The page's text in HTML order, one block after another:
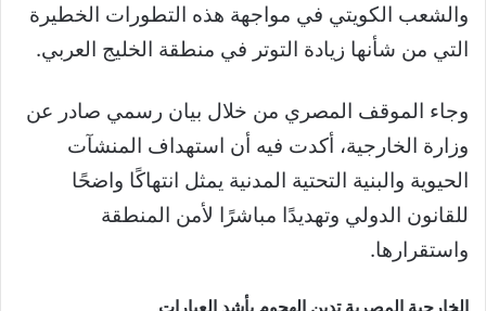
والشعب الكويتي في مواجهة هذه التطورات الخطيرة
التي من شأنها زيادة التوتر في منطقة الخليج العربي.
وجاء الموقف المصري من خلال بيان رسمي صادر عن
وزارة الخارجية، أكدت فيه أن استهداف المنشآت
الحيوية والبنية التحتية المدنية يمثل انتهاكًا واضحًا
للقانون الدولي وتهديدًا مباشرًا لأمن المنطقة
واستقرارها.
الخارجية المصرية تدين الهجوم بأشد العبارات